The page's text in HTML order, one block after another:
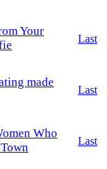
Your
Last
made
Last
Who
Last